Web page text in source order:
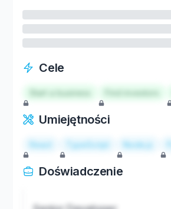
Cele
Start a business
Umiejętności
React TypeScript Node.js
Doświadczenie